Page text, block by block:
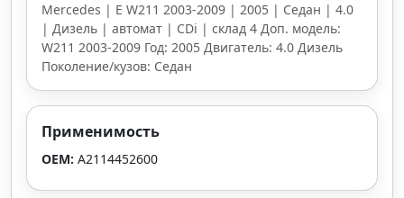
Mercedes | E W211 2003-2009 | 2005 | Седан | 4.0
| Дизель | автомат | CDi | склад 4 Доп. модель:
W211 2003-2009 Год: 2005 Двигатель: 4.0 Дизель
Поколение/кузов: Седан
Применимость
OEM: A2114452600